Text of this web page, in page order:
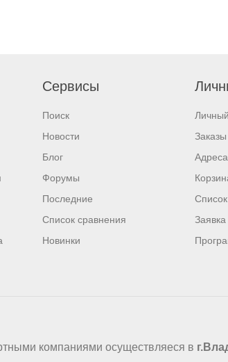
Сервисы
Поиск
Новости
Блог
Форумы
Последние
Список сравнения
Новинки
Заказы
Адреса
компаниями осуществляеся в